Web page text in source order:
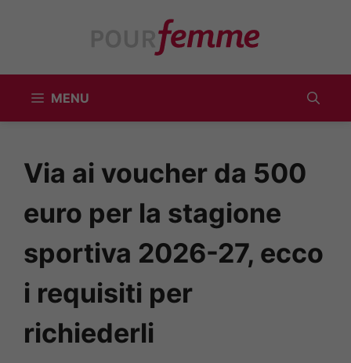
MENU
Via ai voucher da 500
euro per la stagione
sportiva 2026-27, ecco
i requisiti per
richiederli